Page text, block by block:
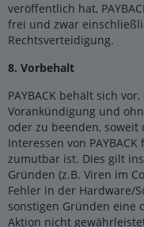
veröffentlich hat,
frei und zwar
Rechtsverteidigung.
8. Vorbehalt
PAYBACK behält sich
Vorankündigung und
oder zu beenden,
Interessen von
zumutbar ist. Dies gilt
Gründen (z.B. Viren im
Fehler in der Hardware/
sonstigen Gründen eine
Aktion nicht